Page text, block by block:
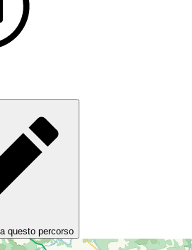
questo percorso